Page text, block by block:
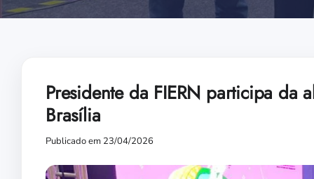
Presidente da FIERN participa da
Brasília
Publicado em 23/04/2026